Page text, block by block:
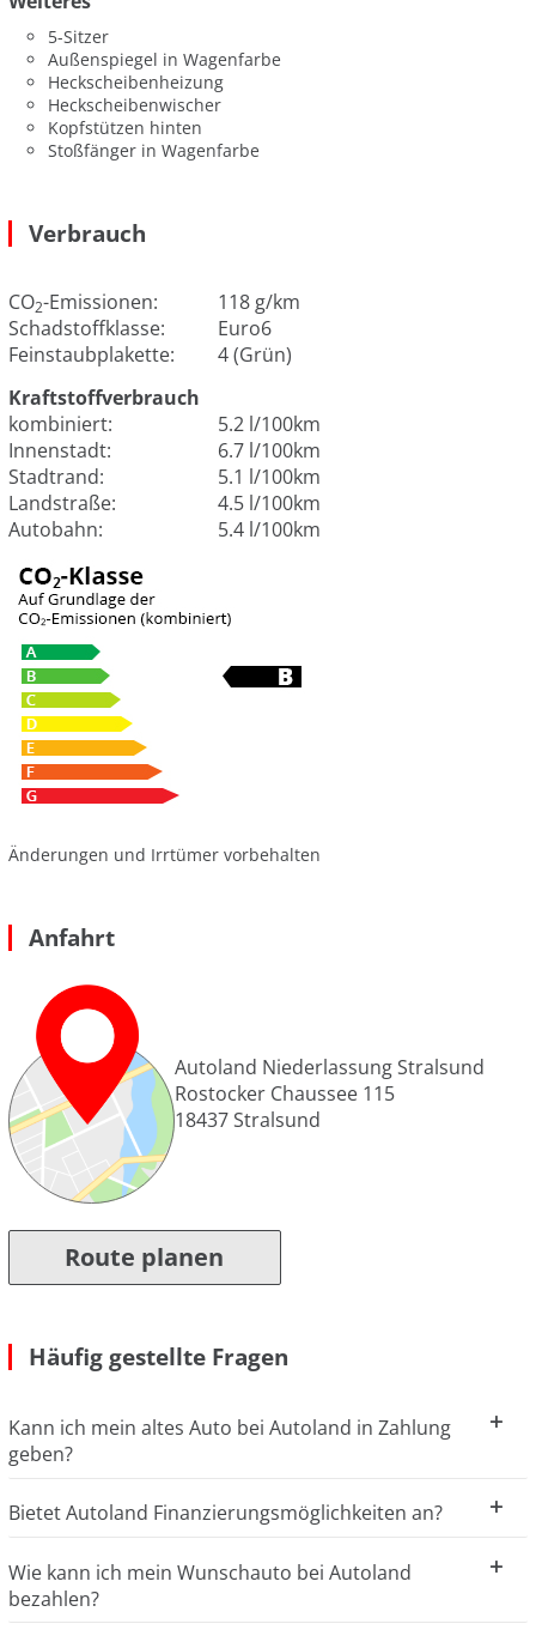
5-Sitzer
Außenspiegel in Wagenfarbe
Heckscheibenheizung
Heckscheibenwischer
Kopfstützen hinten
Stoßfänger in Wagenfarbe
Verbrauch
CO2-Emissionen:
118 g/km
Schadstoffklasse:
Euro6
Feinstaubplakette:
4 (Grün)
Kraftstoffverbrauch
kombiniert:
5.2 l/100km
Innenstadt:
6.7 l/100km
Stadtrand:
5.1 l/100km
Landstraße:
4.5 l/100km
Autobahn:
5.4 l/100km
Änderungen und Irrtümer vorbehalten
Anfahrt
Autoland Niederlassung Stralsund
Rostocker Chaussee 115
18437Stralsund
Route planen
Häufig gestellte Fragen
Kann ich mein altes Auto bei Autoland in Zahlung
geben?
Bietet Autoland Finanzierungsmöglichkeiten an?
Wie kann ich mein Wunschauto bei Autoland
bezahlen?